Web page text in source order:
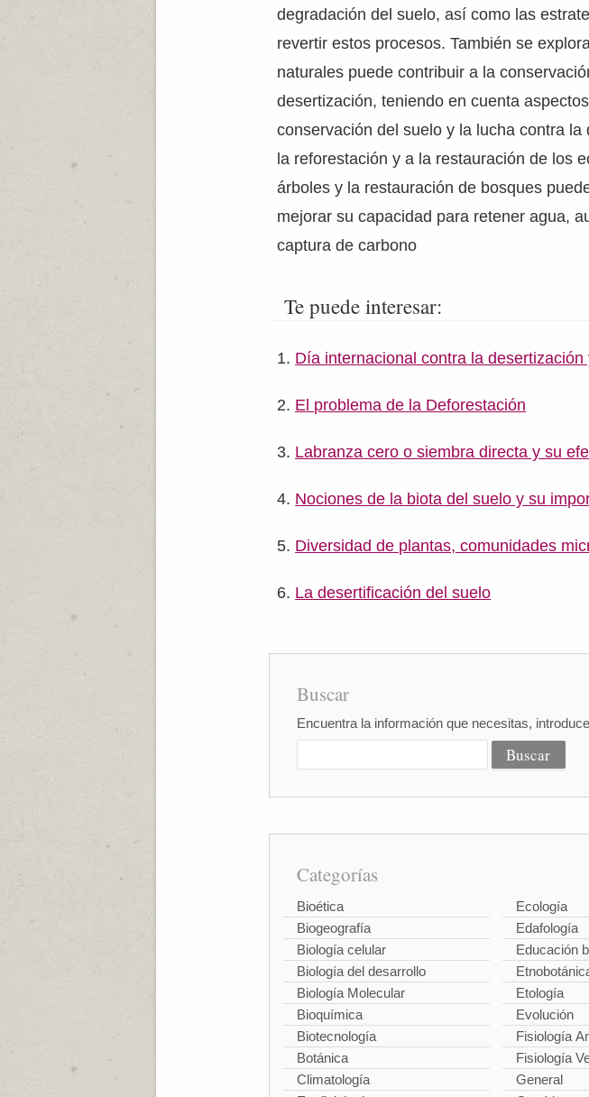
degradación del suelo, así como las
revertir estos procesos. También se
naturales puede contribuir a la
desertización, teniendo en cuenta
conservación del suelo y la lucha contra
la reforestación y a la restauración de los
árboles y la restauración de bosques
mejorar su capacidad para retener agua,
captura de carbono
Te puede interesar:
Día internacional contra la
El problema de la Deforestación
Labranza cero o siembra directa y su
Nociones de la biota del suelo y su
Diversidad de plantas, comunidades
La desertificación del suelo
Buscar
Encuentra la información que necesitas,
Categorías
Bioética
Biogeografía
Biología celular
Biología del desarrollo
Biología Molecular
Bioquímica
Biotecnología
Botánica
Climatología
Ecología
Edafología
Educación
Etología
Evolución
Fisiología
Fisiología
General